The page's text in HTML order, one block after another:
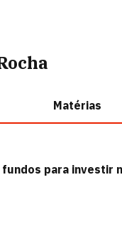
Matérias
para investir